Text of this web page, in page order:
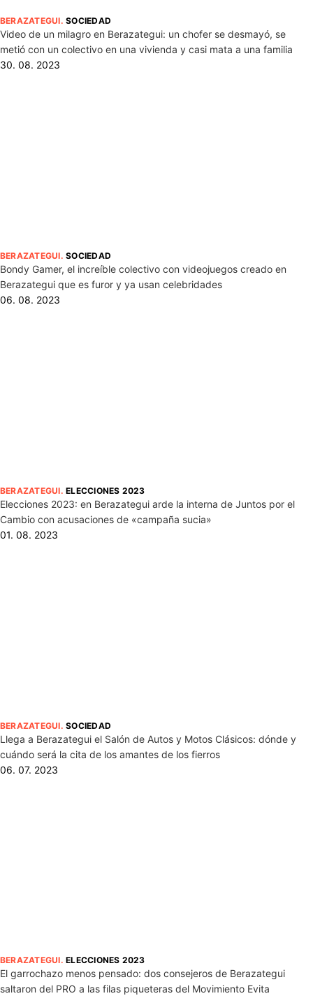
BERAZATEGUI.SOCIEDAD
Video de un milagro en Berazategui: un chofer se desmayó, se
metió con un colectivo en una vivienda y casi mata a una familia
30. 08. 2023
BERAZATEGUI.SOCIEDAD
Bondy Gamer, el increíble colectivo con videojuegos creado en
Berazategui que es furor y ya usan celebridades
06. 08. 2023
BERAZATEGUI.ELECCIONES 2023
Elecciones 2023: en Berazategui arde la interna de Juntos por el
Cambio con acusaciones de «campaña sucia»
01. 08. 2023
BERAZATEGUI.SOCIEDAD
Llega a Berazategui el Salón de Autos y Motos Clásicos: dónde y
cuándo será la cita de los amantes de los fierros
06. 07. 2023
BERAZATEGUI.ELECCIONES 2023
El garrochazo menos pensado: dos consejeros de Berazategui
saltaron del PRO a las filas piqueteras del Movimiento Evita